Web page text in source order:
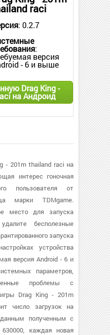
raci
: 0.2.7
:
версия
- 6 и выше
Drag King -
на Андроид
- 201m thailand raci на
интерес гоночная
пользователя от
марки TDMgame.
место для запуска
бесполезные
запуска
устройства
версия Android - 6 и
параметров,
проблемы с
Drag King - 201m
число загрузок на
полученным с
каждая новая